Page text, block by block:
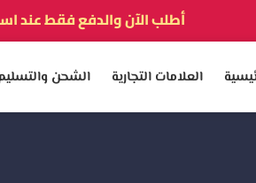
أطلب الآن والدفع فقط عند
العلامات التجارية الشحن